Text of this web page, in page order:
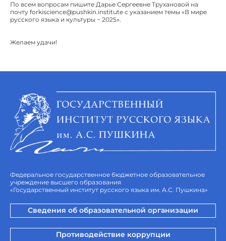
По всем вопросам пишите Дарье Сергеевне Трухановой на
почту forkiscience@pushkin.institute с указанием темы «В мире
русского языка и культуры − 2025».
Желаем удачи!
Федеральное государственное бюджетное образовательное
учреждение высшего образования
«Государственный институт русского языка им. А.С. Пушкина»
Сведения об образовательной организации
Противодействие коррупции